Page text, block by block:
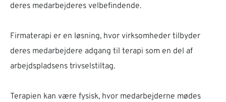
deres medarbejderes velbefindende.
Firmaterapi er en løsning, hvor virksomheder tilbyder
deres medarbejdere adgang til terapi som en del af
arbejdspladsens trivselstiltag.
Terapien kan være fysisk, hvor medarbejderne mødes